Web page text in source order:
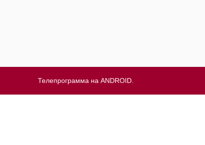
Телепрограмма на ANDROID.